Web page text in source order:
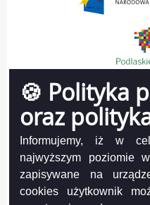
🍪 Polityka
oraz
Informujemy, iż w
najwyższym poziomie
zapisywane na
cookies użytkownik
Projekt współfinansowany przez
Rozwoju Regionalnego w
Województwa
FUNDUSZE EUROPEJSKIE - DLA
Urząd Marszałkowski